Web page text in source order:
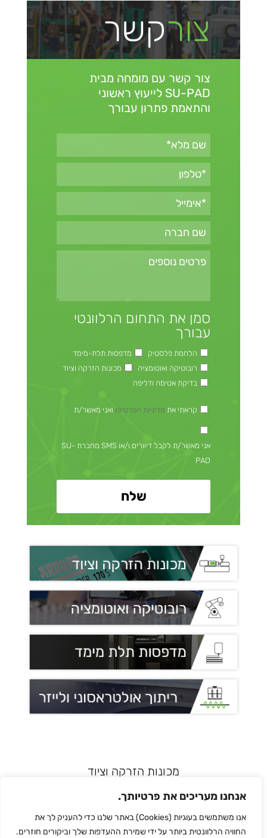
אנחנו מעריכים את פרטיותך.
אנו משתמשים בעוגיות (Cookies) באתר שלנו כדי להעניק לך את
החוויה הרלוונטית ביותר על ידי שמירת ההעדפות שלך וביקורים חוזרים.
צורקשר
צור קשר עם מומחה מבית
SU-PAD לייעוץ ראשוני
והתאמת פתרון עבורך
סמן את התחום הרלוונטי
עבורך
הלחמת פלסטיק
מדפסות תלת-מימד
רובוטיקה ואוטומציה
מכונות הזרקה וציוד
בדיקת אטימה ודליפה
קראתי את מדיניות הפרטיות ואני מאשר/ת
אני מאשר/ת לקבל דיוורים ו/או SMS מחברת SU-
PAD
מכונות הזרקה וציוד
מדפסות תלת מימד
הלחמת פלסטיק